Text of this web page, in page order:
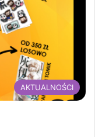
AKTUALNOŚCI